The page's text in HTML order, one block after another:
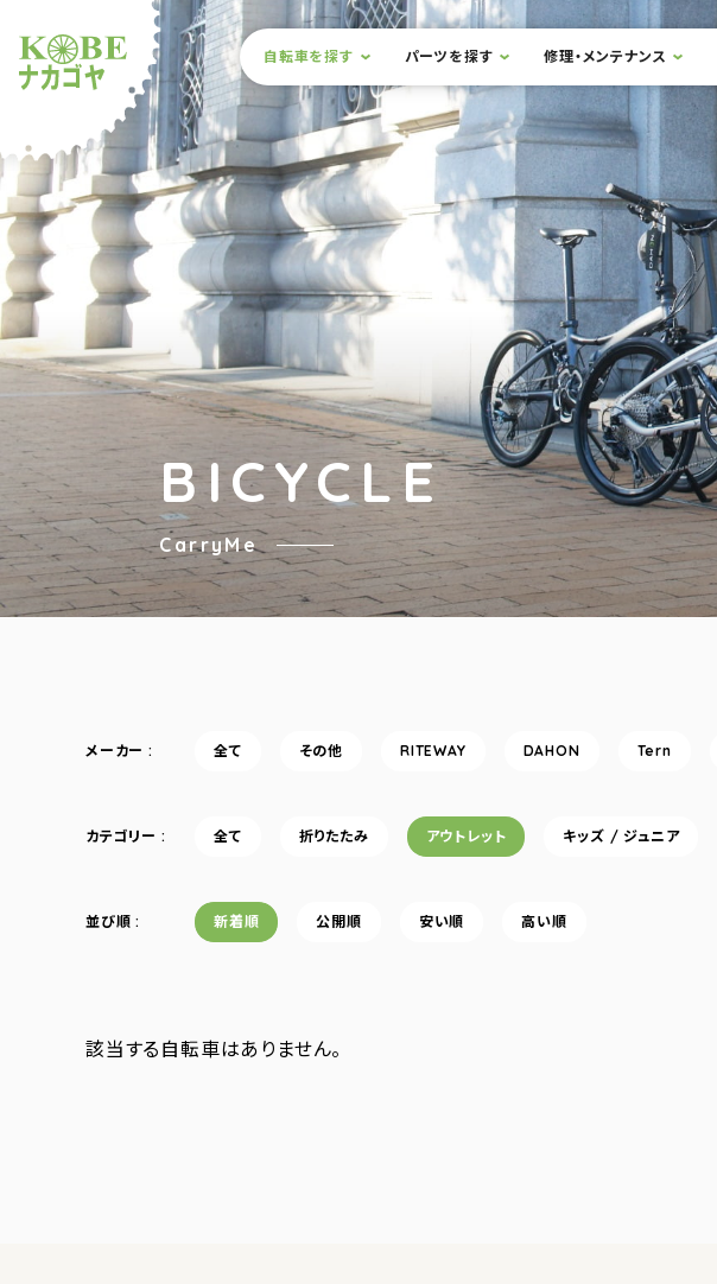
ショップナカゴヤ
サイト内メニュー
本文までスキップ
自転車を探す パーツを探す 修理・メンテナンス
BICYCLE
CarryMe
メーカー 全て その他 RITEWAY DAHON Tern
カテゴリー 全て 折りたたみ アウトレット キッズ / ジュニア
並び順 新着順 公開順 安い順 高い順
該当する自転車はありません。